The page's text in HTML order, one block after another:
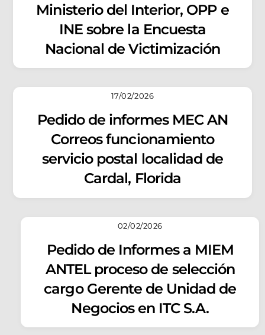
Ministerio del Interior, OPP e
INE sobre la Encuesta
Nacional de Victimización
17/02/2026
Pedido de informes MEC AN
Correos funcionamiento
servicio postal localidad de
Cardal, Florida
02/02/2026
Pedido de Informes a MIEM
ANTEL proceso de selección
cargo Gerente de Unidad de
Negocios en ITC S.A.